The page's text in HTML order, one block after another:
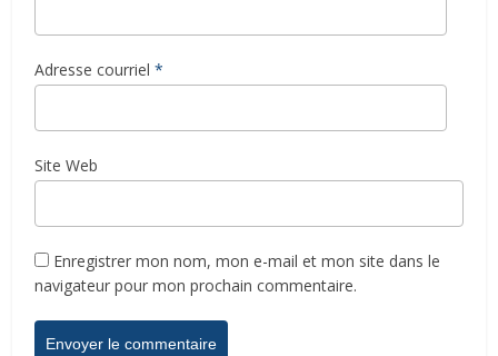
Adresse courriel *
Site Web
Enregistrer mon nom, mon e-mail et mon site dans le
navigateur pour mon prochain commentaire.